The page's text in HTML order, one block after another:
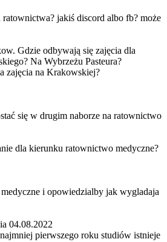
jakiś discord albo fb? może
Gdzie odbywają się zajęcia dla
Na Wybrzeżu Pasteura?
zajęcia na Krakowskiej?
się w drugim naborze na ratownictwo
dla kierunku ratownictwo medyczne?
i opowiedzialby jak wygladaja
04.08.2022
pierwszego roku studiów istnieje